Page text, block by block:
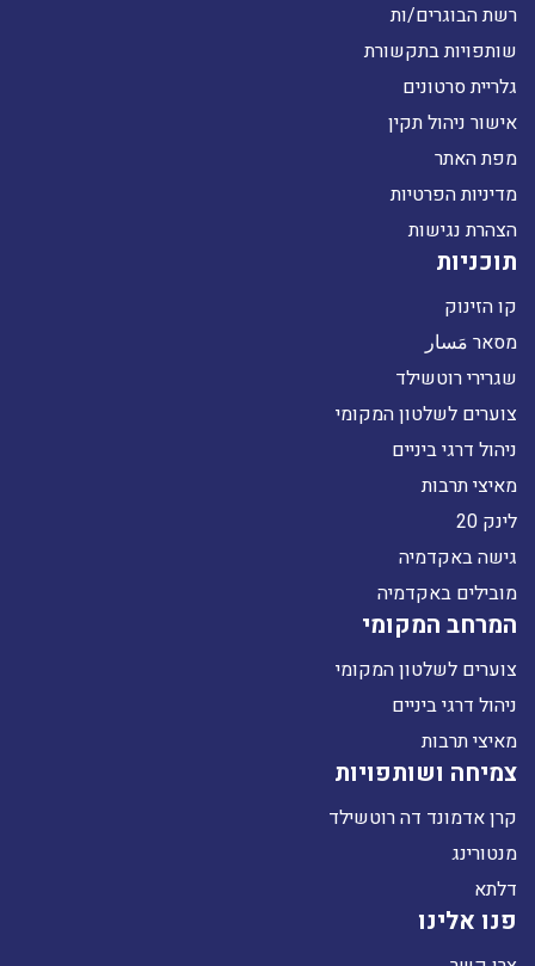
רשת הבוגרים/ות
שותפויות בתקשורת
גלריית סרטונים
אישור ניהול תקין
מפת האתר
מדיניות הפרטיות
הצהרת נגישות
תוכניות
קו הזינוק
מסאר مَسار
שגרירי רוטשילד
צוערים לשלטון המקומי
ניהול דרגי ביניים
מאיצי תרבות
לינק 20
גישה באקדמיה
מובילים באקדמיה
המרחב המקומי
צוערים לשלטון המקומי
ניהול דרגי ביניים
מאיצי תרבות
צמיחה ושותפויות
קרן אדמונד דה רוטשילד
מנטורינג
דלתא
פנו אלינו